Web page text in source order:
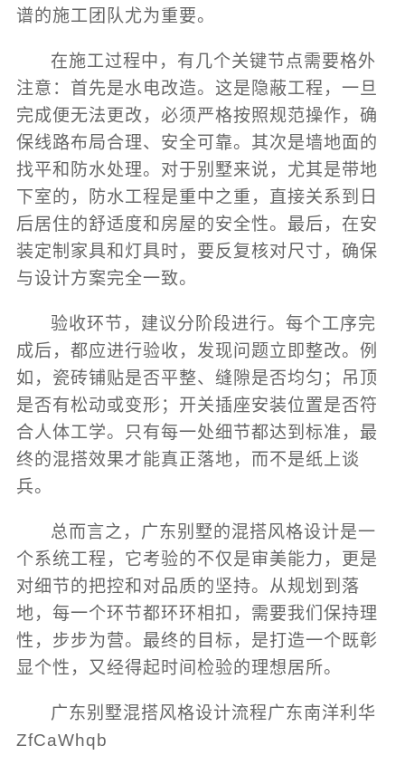
谱的施工团队尤为重要。
在施工过程中，有几个关键节点需要格外
注意：首先是水电改造。这是隐蔽工程，一旦
完成便无法更改，必须严格按照规范操作，确
保线路布局合理、安全可靠。其次是墙地面的
找平和防水处理。对于别墅来说，尤其是带地
下室的，防水工程是重中之重，直接关系到日
后居住的舒适度和房屋的安全性。最后，在安
装定制家具和灯具时，要反复核对尺寸，确保
与设计方案完全一致。
验收环节，建议分阶段进行。每个工序完
成后，都应进行验收，发现问题立即整改。例
如，瓷砖铺贴是否平整、缝隙是否均匀；吊顶
是否有松动或变形；开关插座安装位置是否符
合人体工学。只有每一处细节都达到标准，最
终的混搭效果才能真正落地，而不是纸上谈
兵。
总而言之，广东别墅的混搭风格设计是一
个系统工程，它考验的不仅是审美能力，更是
对细节的把控和对品质的坚持。从规划到落
地，每一个环节都环环相扣，需要我们保持理
性，步步为营。最终的目标，是打造一个既彰
显个性，又经得起时间检验的理想居所。
广东别墅混搭风格设计流程广东南洋利华
ZfCaWhqb